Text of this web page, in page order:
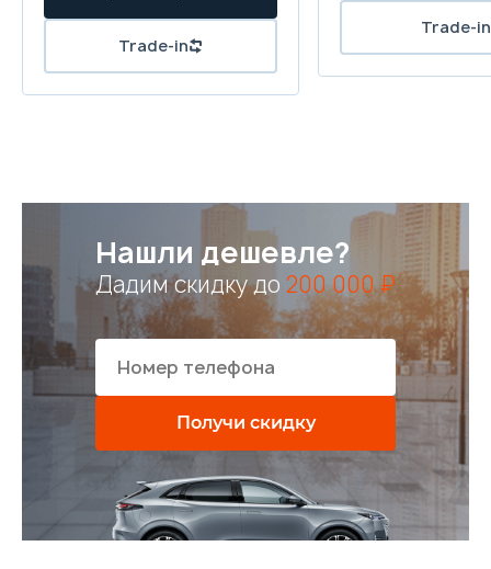
Нашли дешевле?
Дадим скидку до 200 000 ₽
Получи скидку